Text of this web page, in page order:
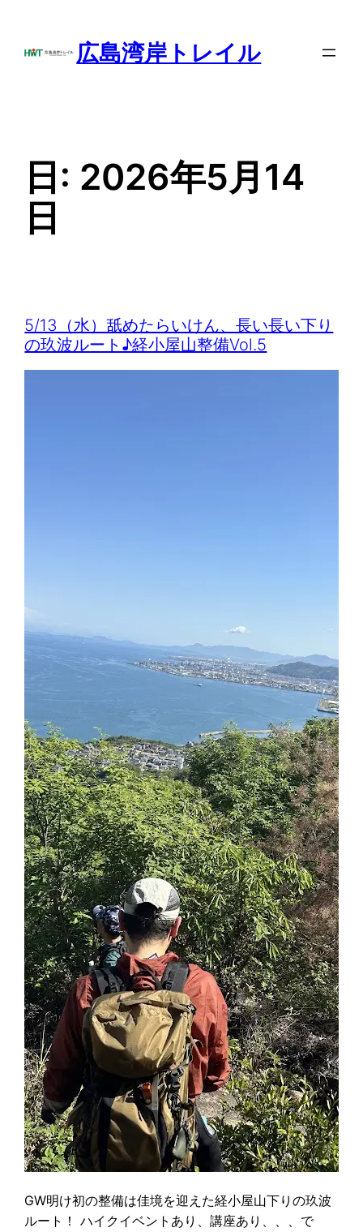
広島湾岸トレイル
日: 2026年5月14
日
5/13（水）舐めたらいけん、長い長い下り
の玖波ルート♪経小屋山整備Vol.5
GW明け初の整備は佳境を迎えた経小屋山下りの玖波
ルート！ ハイクイベントあり、講座あり、、、で